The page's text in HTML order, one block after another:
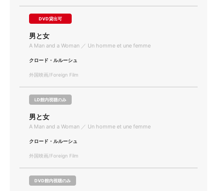
DVD貸出可
男と女
A Man and a Woman ／ Un homme et une femme
クロード・ルルーシュ
外国映画/Foreign Film
LD館内視聴のみ
男と女
A Man and a Woman ／ Un homme et une femme
クロード・ルルーシュ
外国映画/Foreign Film
DVD館内視聴のみ